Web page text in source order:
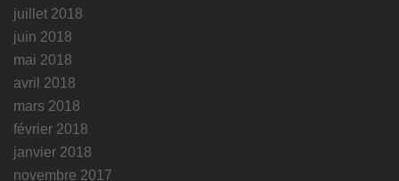
juillet 2018
juin 2018
mai 2018
avril 2018
mars 2018
février 2018
janvier 2018
novembre 2017